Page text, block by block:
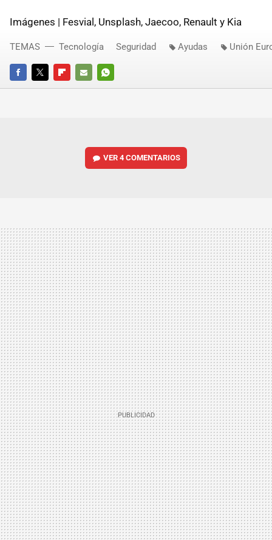
Imágenes | Fesvial, Unsplash, Jaecoo, Renault y Kia
FACEBOOKTWITTERFLIPBOARD
E-
WHATSAPP
TEMAS Tecnología Seguridad Ayudas Unión
VER4 COMENTARIOS